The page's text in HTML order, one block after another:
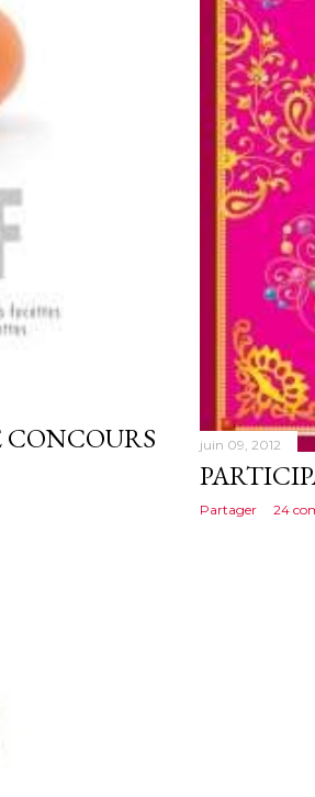
juin 09, 2012
Partager 24
CONCOURS